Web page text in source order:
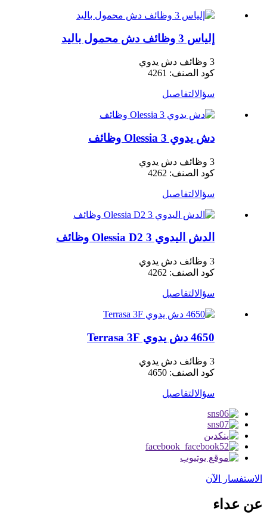
إلياس 3 وظائف دش محمول باليد
3 وظائف دش يدوي
كود الصنف: 4261
سؤالالتفاصيل
دش يدوي Olessia 3 وظائف
3 وظائف دش يدوي
كود الصنف: 4262
سؤالالتفاصيل
الدش اليدوي Olessia D2 3 وظائف
3 وظائف دش يدوي
كود الصنف: 4262
سؤالالتفاصيل
4650 دش يدوي Terrasa 3F
3 وظائف دش يدوي
كود الصنف: 4650
سؤالالتفاصيل
الاستفسار الآن
عن عداء